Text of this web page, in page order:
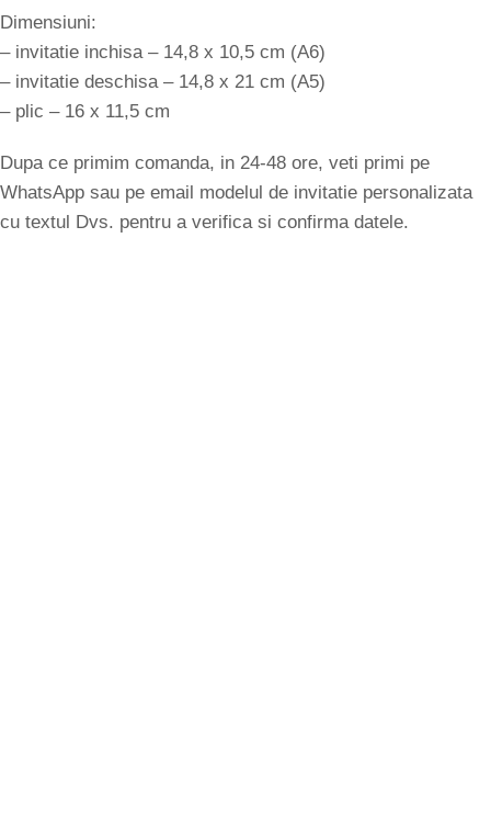
Dimensiuni:
– invitatie inchisa – 14,8 x 10,5 cm (A6)
– invitatie deschisa – 14,8 x 21 cm (A5)
– plic – 16 x 11,5 cm
Dupa ce primim comanda, in 24-48 ore, veti primi pe
WhatsApp sau pe email modelul de invitatie personalizata
cu textul Dvs. pentru a verifica si confirma datele.